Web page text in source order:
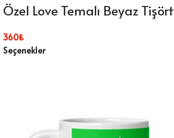
Özel Love Temalı Beyaz Tişört
360₺
Seçenekler